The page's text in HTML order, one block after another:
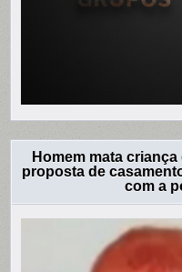
Homem mata
proposta de
com a